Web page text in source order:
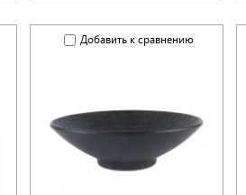
Добавить к сравнению